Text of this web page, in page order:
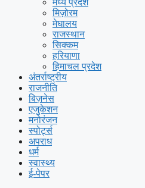
मध्य प्रदेश
मिज़ोरम
मेघालय
राजस्थान
सिक्कम
हरियाणा
हिमाचल प्रदेश
अंतर्राष्ट्रीय
राजनीति
बिज़नेस
एजुकेशन
मनोरंजन
स्पोर्ट्स
अपराध
धर्म
स्वास्थ्य
ई-पेपर